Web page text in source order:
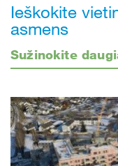
Ieškokite
asmens
Sužinokite